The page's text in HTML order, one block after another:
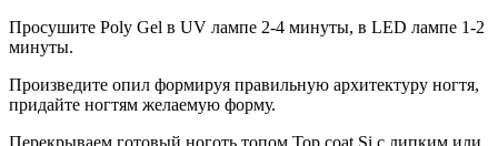
Просушите Poly Gel в UV лампе 2-4 минуты, в LED лампе 1-2
минуты.
Произведите опил формируя правильную архитектуру ногтя,
придайте ногтям желаемую форму.
Перекрываем готовый ноготь топом Top coat Si с липким или